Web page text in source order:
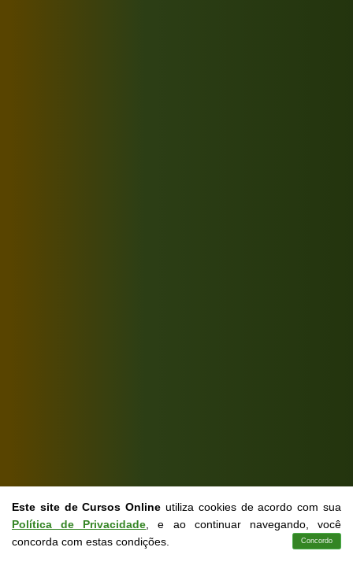
Este site de Cursos Online utiliza cookies de acordo com sua
Política de Privacidade , e ao continuar navegando, você
concorda com estas condições.
Concordo
Contato Cursos Login